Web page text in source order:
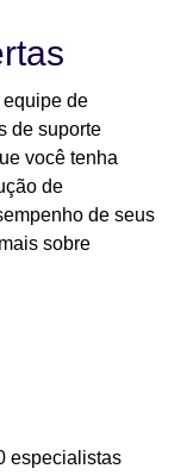
de
de suporte
você tenha
de
de seus
sobre
especialistas